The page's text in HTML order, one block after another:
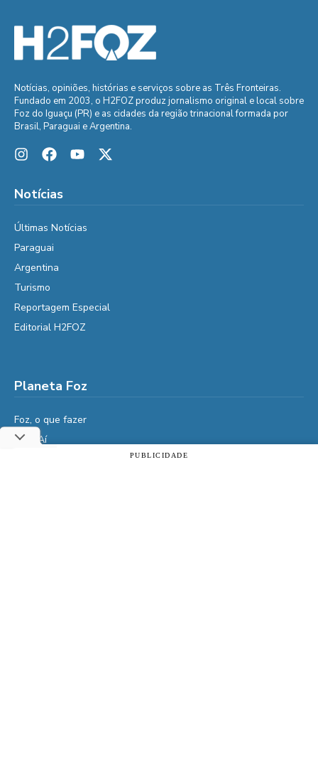
Notícias, opiniões, histórias e serviços sobre as Três Fronteiras.
Fundado em 2003, o H2FOZ produz jornalismo original e local sobre
Foz do Iguaçu (PR) e as cidades da região trinacional formada por
Brasil, Paraguai e Argentina.
Notícias
Últimas Notícias
Paraguai
Argentina
Turismo
Reportagem Especial
Editorial H2FOZ
Planeta Foz
Foz, o que fazer
Diga Aí
PUBLICIDADE